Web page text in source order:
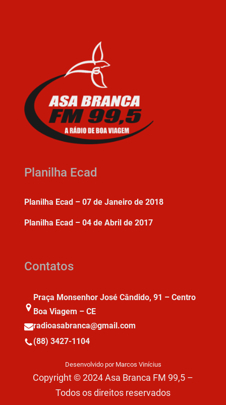
Planilha Ecad
Planilha Ecad – 07 de Janeiro de 2018
Planilha Ecad – 04 de Abril de 2017
Contatos
Praça Monsenhor José Cândido, 91 – Centro
Boa Viagem – CE
radioasabranca@gmail.com
(88) 3427-1104
Desenvolvido por Marcos Vinícius
Copyright © 2024 Asa Branca FM 99,5 –
Todos os direitos reservados